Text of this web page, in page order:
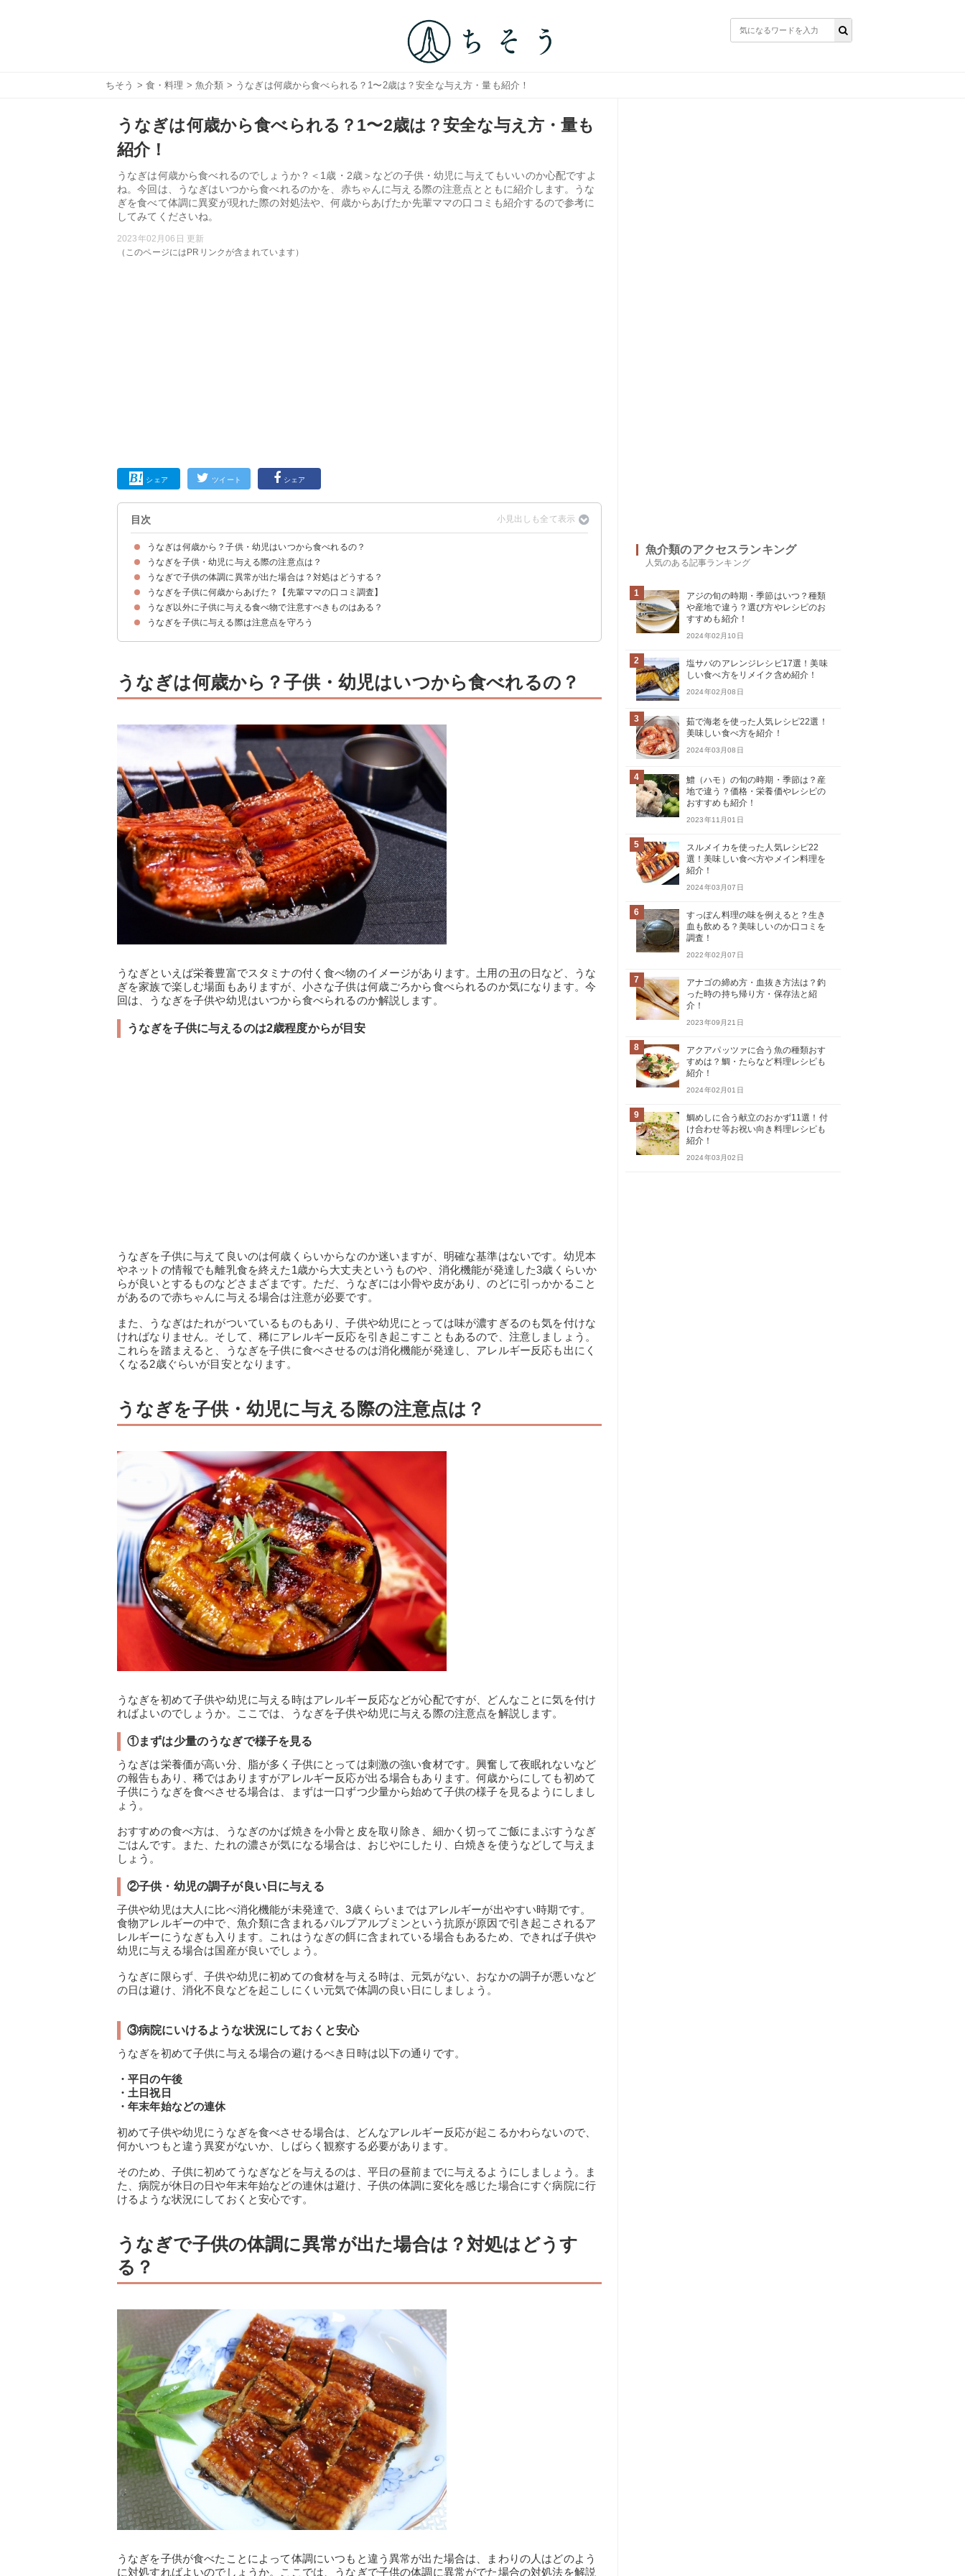
ちそう > 食・料理 >魚介類 > うなぎは何歳から食べられる？1〜2歳は？安全な与え方・量も紹介！
うなぎは何歳から食べられる？1〜2歳は？安全な与え方・量も
紹介！
うなぎは何歳から食べれるのでしょうか？＜1歳・2歳＞などの子供・幼児に与えてもいいのか心配ですよ
ね。今回は、うなぎはいつから食べれるのかを、赤ちゃんに与える際の注意点とともに紹介します。うな
ぎを食べて体調に異変が現れた際の対処法や、何歳からあげたか先輩ママの口コミも紹介するので参考に
してみてくださいね。
2023年02月06日 更新
（このページにはPRリンクが含まれています）
シェア ツイート シェア
目次
うなぎは何歳から？子供・幼児はいつから食べれるの？
うなぎを子供に与えるのは2歳程度からが目安
うなぎを子供・幼児に与える際の注意点は？
①まずは少量のうなぎで様子を見る
②子供・幼児の調子が良い日に与える
③病院にいけるような状況にしておくと安心
うなぎで子供の体調に異常が出た場合は？対処はどうする？
子供の体調に異変があればすぐに医療機関を受診しよう
うなぎを子供に何歳からあげた？【先輩ママの口コミ調査】
うなぎ以外に子供に与える食べ物で注意すべきものはある？
うなぎを子供に与える際は注意点を守ろう
うなぎは何歳から？子供・幼児はいつから食べれるの？
うなぎといえば栄養豊富でスタミナの付く食べ物のイメージがあります。土用の丑の日など、うな
ぎを家族で楽しむ場面もありますが、小さな子供は何歳ごろから食べられるのか気になります。今
回は、うなぎを子供や幼児はいつから食べられるのか解説します。
うなぎを子供に与えるのは2歳程度からが目安
うなぎを子供に与えて良いのは何歳くらいからなのか迷いますが、明確な基準はないです。幼児本
やネットの情報でも離乳食を終えた1歳から大丈夫というものや、消化機能が発達した3歳くらいか
らが良いとするものなどさまざまです。ただ、うなぎには小骨や皮があり、のどに引っかかること
があるので赤ちゃんに与える場合は注意が必要です。
また、うなぎはたれがついているものもあり、子供や幼児にとっては味が濃すぎるのも気を付けな
ければなりません。そして、稀にアレルギー反応を引き起こすこともあるので、注意しましょう。
これらを踏まえると、うなぎを子供に食べさせるのは消化機能が発達し、アレルギー反応も出にく
くなる2歳ぐらいが目安となります。
うなぎを子供・幼児に与える際の注意点は？
うなぎを初めて子供や幼児に与える時はアレルギー反応などが心配ですが、どんなことに気を付け
ればよいのでしょうか。ここでは、うなぎを子供や幼児に与える際の注意点を解説します。
①まずは少量のうなぎで様子を見る
うなぎは栄養価が高い分、脂が多く子供にとっては刺激の強い食材です。興奮して夜眠れないなど
の報告もあり、稀ではありますがアレルギー反応が出る場合もあります。何歳からにしても初めて
子供にうなぎを食べさせる場合は、まずは一口ずつ少量から始めて子供の様子を見るようにしまし
ょう。
おすすめの食べ方は、うなぎのかば焼きを小骨と皮を取り除き、細かく切ってご飯にまぶすうなぎ
ごはんです。また、たれの濃さが気になる場合は、おじやにしたり、白焼きを使うなどして与えま
しょう。
②子供・幼児の調子が良い日に与える
子供や幼児は大人に比べ消化機能が未発達で、3歳くらいまではアレルギーが出やすい時期です。
食物アレルギーの中で、魚介類に含まれるパルプアルブミンという抗原が原因で引き起こされるア
レルギーにうなぎも入ります。これはうなぎの餌に含まれている場合もあるため、できれば子供や
幼児に与える場合は国産が良いでしょう。
うなぎに限らず、子供や幼児に初めての食材を与える時は、元気がない、おなかの調子が悪いなど
の日は避け、消化不良などを起こしにくい元気で体調の良い日にしましょう。
③病院にいけるような状況にしておくと安心
うなぎを初めて子供に与える場合の避けるべき日時は以下の通りです。
・平日の午後
・土日祝日
・年末年始などの連休
初めて子供や幼児にうなぎを食べさせる場合は、どんなアレルギー反応が起こるかわらないので、
何かいつもと違う異変がないか、しばらく観察する必要があります。
そのため、子供に初めてうなぎなどを与えるのは、平日の昼前までに与えるようにしましょう。ま
た、病院が休日の日や年末年始などの連休は避け、子供の体調に変化を感じた場合にすぐ病院に行
けるような状況にしておくと安心です。
うなぎで子供の体調に異常が出た場合は？対処はどうす
る？
うなぎを子供が食べたことによって体調にいつもと違う異常が出た場合は、まわりの人はどのよう
に対処すればよいのでしょうか。ここでは、うなぎで子供の体調に異常がでた場合の対処法を解説
魚介類のアクセスランキング
人気のある記事ランキング
1
アジの旬の時期・季節はいつ？種類
や産地で違う？選び方やレシピのお
すすめも紹介！
2024年02月10日
2
塩サバのアレンジレシピ17選！美味
しい食べ方をリメイク含め紹介！
2024年02月08日
3
茹で海老を使った人気レシピ22選！
美味しい食べ方を紹介！
2024年03月08日
4
鱧（ハモ）の旬の時期・季節は？産
地で違う？価格・栄養価やレシピの
おすすめも紹介！
2023年11月01日
5
スルメイカを使った人気レシピ22
選！美味しい食べ方やメイン料理を
紹介！
2024年03月07日
6
すっぽん料理の味を例えると？生き
血も飲める？美味しいのか口コミを
調査！
2022年02月07日
7
アナゴの締め方・血抜き方法は？釣
った時の持ち帰り方・保存法と紹
介！
2023年09月21日
8
アクアパッツァに合う魚の種類おす
すめは？鯛・たらなど料理レシピも
紹介！
2024年02月01日
9
鯛めしに合う献立のおかず11選！付
け合わせ等お祝い向き料理レシピも
紹介！
2024年03月02日